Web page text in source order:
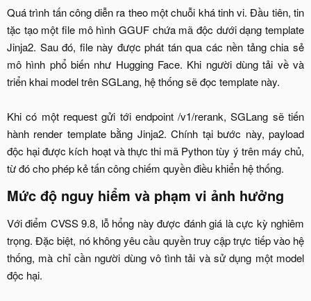
Quá trình tấn công diễn ra theo một chuỗi khá tinh vi. Đầu tiên, tin
tặc tạo một file mô hình GGUF chứa mã độc dưới dạng template
Jinja2. Sau đó, file này được phát tán qua các nền tảng chia sẻ
mô hình phổ biến như Hugging Face. Khi người dùng tải về và
triển khai model trên SGLang, hệ thống sẽ đọc template này.
Khi có một request gửi tới endpoint /v1/rerank, SGLang sẽ tiến
hành render template bằng Jinja2. Chính tại bước này, payload
độc hại được kích hoạt và thực thi mã Python tùy ý trên máy chủ,
từ đó cho phép kẻ tấn công chiếm quyền điều khiển hệ thống.​
Mức độ nguy hiểm và phạm vi ảnh hưởng​
Với điểm CVSS 9.8, lỗ hổng này được đánh giá là cực kỳ nghiêm
trọng. Đặc biệt, nó không yêu cầu quyền truy cập trực tiếp vào hệ
thống, mà chỉ cần người dùng vô tình tải và sử dụng một model
độc hại.